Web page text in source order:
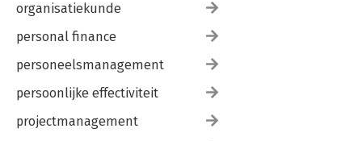
organisatiekunde
personal finance
personeelsmanagement
persoonlijke effectiviteit
projectmanagement